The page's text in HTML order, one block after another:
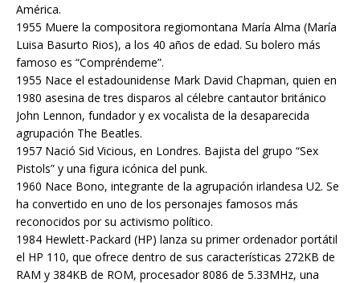
América.
1955 Muere la compositora regiomontana María Alma (María
Luisa Basurto Rios), a los 40 años de edad. Su bolero más
famoso es “Compréndeme”.
1955 Nace el estadounidense Mark David Chapman, quien en
1980 asesina de tres disparos al célebre cantautor británico
John Lennon, fundador y ex vocalista de la desaparecida
agrupación The Beatles.
1957 Nació Sid Vicious, en Londres. Bajista del grupo “Sex
Pistols” y una figura icónica del punk.
1960 Nace Bono, integrante de la agrupación irlandesa U2. Se
ha convertido en uno de los personajes famosos más
reconocidos por su activismo político.
1984 Hewlett-Packard (HP) lanza su primer ordenador portátil
el HP 110, que ofrece dentro de sus características 272KB de
RAM y 384KB de ROM, procesador 8086 de 5.33MHz, una